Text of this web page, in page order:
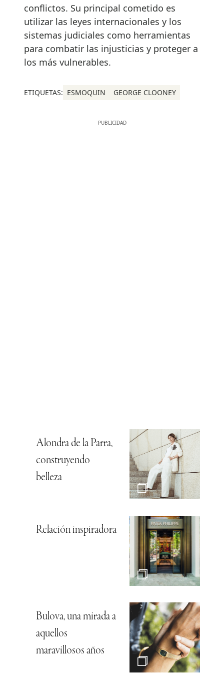
conflictos. Su principal cometido es
utilizar las leyes internacionales y los
sistemas judiciales como herramientas
para combatir las injusticias y proteger a
los más vulnerables.
ETIQUETAS: ESMOQUIN GEORGE CLOONEY
Alondra de la Parra,
construyendo
belleza
Relación inspiradora
Bulova, una mirada a
aquellos
maravillosos años